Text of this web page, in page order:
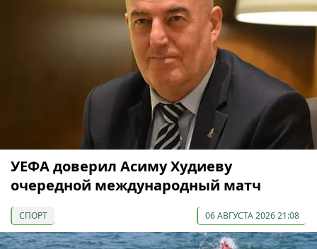
УЕФА доверил Асиму Худиеву
очередной международный матч
СПОРТ 06 АВГУСТА 2026 21:08